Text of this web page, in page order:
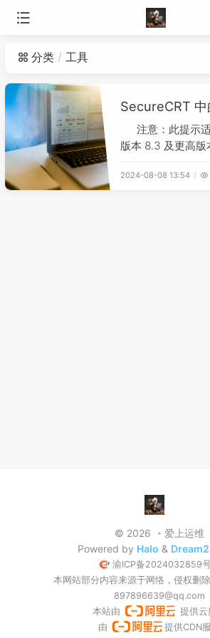
分类 工具
SecureCRT 中
注意：此提示
版本 8.3 及更高
示的文本颜色：
2024-08-08 13:54
© 2026
爱上运维
Powered by Halo &
渝ICP备2024032859
本网站部分内容来源于网络，侵权删
897896639@qq.com
本站由
提供云
由
提供CDN